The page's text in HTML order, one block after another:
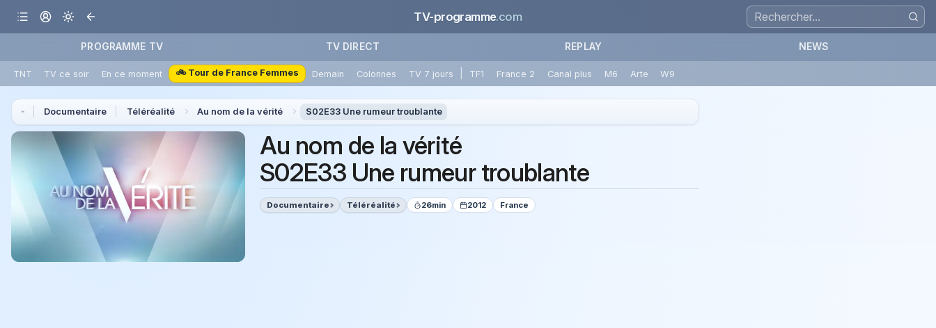
TV-programme.com
PROGRAMME TV TV DIRECT REPLAY NEWS
TNT TV ce soir En ce moment 🚲 Tour de France Femmes Demain Colonnes TV 7 jours TF1 France 2 Canal plus M6 Arte W9
Documentaire Téléréalité Au nom de la vérité S02E33 Une rumeur troublante
Au nom de la vérité
S02E33 Une rumeur troublante
Documentaire Téléréalité 26min 2012 France